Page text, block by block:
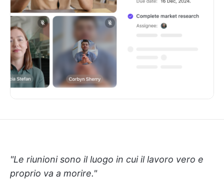
"Le riunioni sono il luogo in cui il lavoro vero e
proprio va a morire."